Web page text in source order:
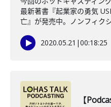
最新著書『起業家の勇気
亡』が発売中。ノンフィク
2020.05.21 |00:18:25
【